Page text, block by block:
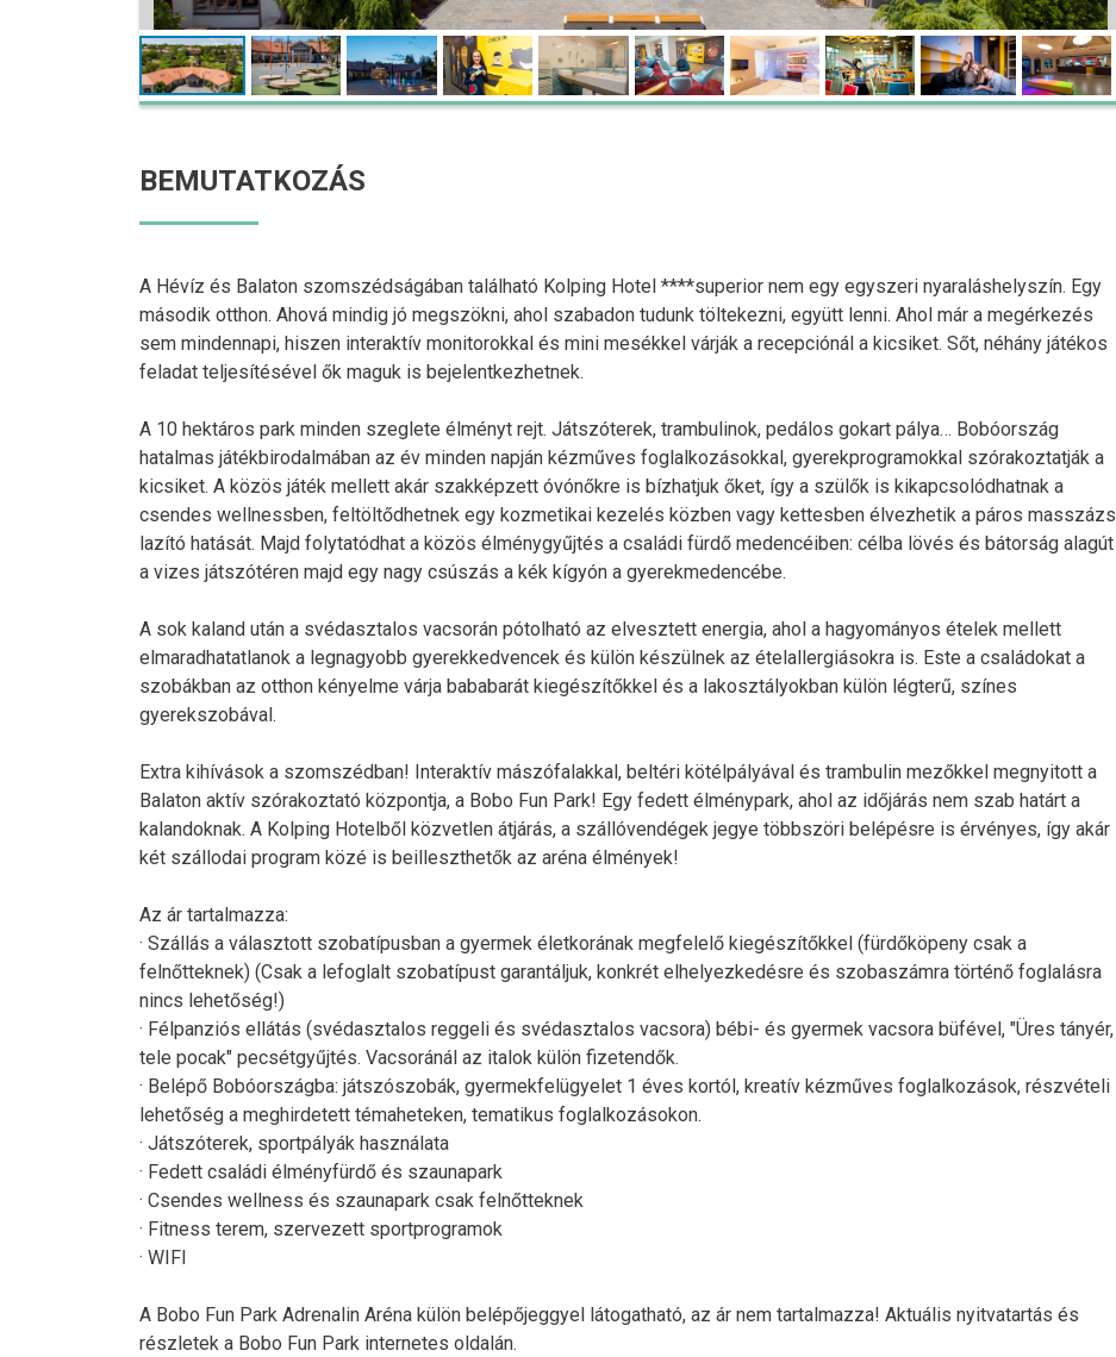
BEMUTATKOZÁS
A Hévíz és Balaton szomszédságában található Kolping Hotel ****superior nem egy egyszeri nyaraláshelyszín. Egy
második otthon. Ahová mindig jó megszökni, ahol szabadon tudunk töltekezni, együtt lenni. Ahol már a megérkezés
sem mindennapi, hiszen interaktív monitorokkal és mini mesékkel várják a recepciónál a kicsiket. Sőt, néhány játékos
feladat teljesítésével ők maguk is bejelentkezhetnek.
A 10 hektáros park minden szeglete élményt rejt. Játszóterek, trambulinok, pedálos gokart pálya… Bobóország
hatalmas játékbirodalmában az év minden napján kézműves foglalkozásokkal, gyerekprogramokkal szórakoztatják a
kicsiket. A közös játék mellett akár szakképzett óvónőkre is bízhatjuk őket, így a szülők is kikapcsolódhatnak a
csendes wellnessben, feltöltődhetnek egy kozmetikai kezelés közben vagy kettesben élvezhetik a páros masszázs
lazító hatását. Majd folytatódhat a közös élménygyűjtés a családi fürdő medencéiben: célba lövés és bátorság alagút
a vizes játszótéren majd egy nagy csúszás a kék kígyón a gyerekmedencébe.
A sok kaland után a svédasztalos vacsorán pótolható az elvesztett energia, ahol a hagyományos ételek mellett
elmaradhatatlanok a legnagyobb gyerekkedvencek és külön készülnek az ételallergiásokra is. Este a családokat a
szobákban az otthon kényelme várja bababarát kiegészítőkkel és a lakosztályokban külön légterű, színes
gyerekszobával.
Extra kihívások a szomszédban! Interaktív mászófalakkal, beltéri kötélpályával és trambulin mezőkkel megnyitott a
Balaton aktív szórakoztató központja, a Bobo Fun Park! Egy fedett élménypark, ahol az időjárás nem szab határt a
kalandoknak. A Kolping Hotelből közvetlen átjárás, a szállóvendégek jegye többszöri belépésre is érvényes, így akár
két szállodai program közé is beilleszthetők az aréna élmények!
Az ár tartalmazza:
· Szállás a választott szobatípusban a gyermek életkorának megfelelő kiegészítőkkel (fürdőköpeny csak a
felnőtteknek) (Csak a lefoglalt szobatípust garantáljuk, konkrét elhelyezkedésre és szobaszámra történő foglalásra
nincs lehetőség!)
· Félpanziós ellátás (svédasztalos reggeli és svédasztalos vacsora) bébi- és gyermek vacsora büfével, "Üres tányér,
tele pocak" pecsétgyűjtés. Vacsoránál az italok külön fizetendők.
· Belépő Bobóországba: játszószobák, gyermekfelügyelet 1 éves kortól, kreatív kézműves foglalkozások, részvételi
lehetőség a meghirdetett témaheteken, tematikus foglalkozásokon.
· Játszóterek, sportpályák használata
· Fedett családi élményfürdő és szaunapark
· Csendes wellness és szaunapark csak felnőtteknek
· Fitness terem, szervezett sportprogramok
· WIFI
A Bobo Fun Park Adrenalin Aréna külön belépőjeggyel látogatható, az ár nem tartalmazza! Aktuális nyitvatartás és
részletek a Bobo Fun Park internetes oldalán.